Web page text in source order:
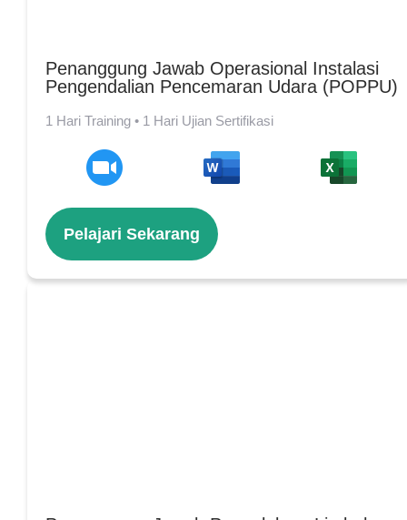
Penanggung Jawab Operasional Instalasi
Pengendalian Pencemaran Udara (POPPU)
1 Hari Training • 1 Hari Ujian Sertifikasi
Pelajari Sekarang